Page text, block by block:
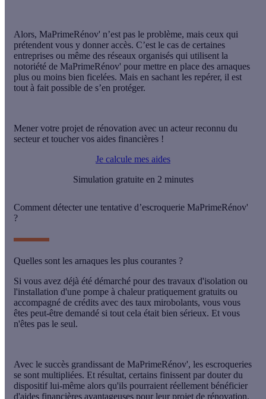
Alors, MaPrimeRénov' n’est pas le problème, mais ceux qui
prétendent vous y donner accès. C’est le cas de certaines
entreprises ou même des réseaux organisés qui utilisent la
notoriété de MaPrimeRénov' pour mettre en place des arnaques
plus ou moins bien ficelées. Mais en sachant les repérer, il est
tout à fait possible de s’en protéger.
Mener votre projet de rénovation avec un acteur reconnu du
secteur et toucher vos aides financières !
Je calcule mes aides
Simulation gratuite en 2 minutes
Comment détecter une tentative d’escroquerie MaPrimeRénov'
?
Quelles sont les arnaques les plus courantes ?
Si vous avez déjà été démarché pour des travaux d'isolation ou
l'installation d'une pompe à chaleur pratiquement gratuits ou
accompagné de crédits avec des taux mirobolants, vous vous
êtes peut-être demandé si tout cela était bien sérieux. Et vous
n'êtes pas le seul.
Avec le succès grandissant de MaPrimeRénov', les escroqueries
se sont multipliées. Et résultat, certains finissent par douter du
dispositif lui-même alors qu'ils pourraient réellement bénéficier
d'aides financières avantageuses pour leur projet de rénovation.